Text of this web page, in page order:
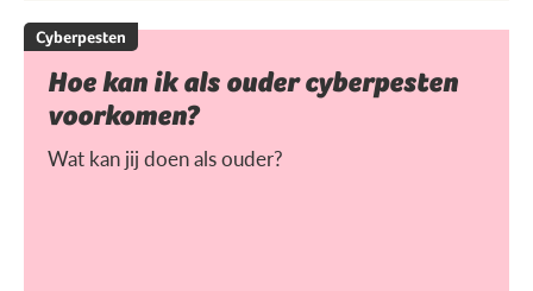
Cyberpesten
Hoe kan ik als ouder cyberpesten
voorkomen?
Wat kan jij doen als ouder?